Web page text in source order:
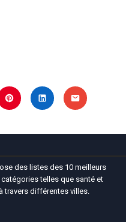
des listes des 10 meilleurs
telles que santé et
travers différentes villes.